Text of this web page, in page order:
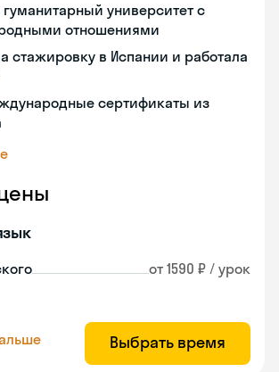
университет с
отношениями
стажировку в Испании и работала
сертификаты из
от 1590 ₽ / урок
Выбрать время